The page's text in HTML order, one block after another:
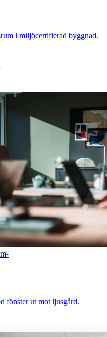
i miljöcertifierad byggnad.
fönster ut mot ljusgård.